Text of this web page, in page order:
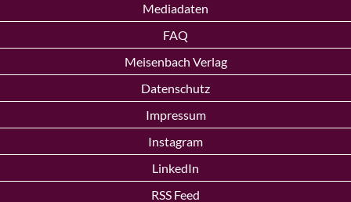
Mediadaten
FAQ
Meisenbach Verlag
Datenschutz
Impressum
Instagram
LinkedIn
RSS Feed